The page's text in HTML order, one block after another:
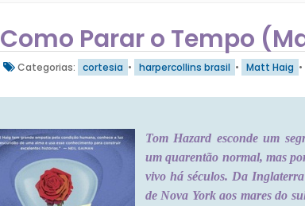
Como Parar o Tempo
Categorias: cortesia • harpercollins brasil • Matt Haig •
Tom Hazard esconde um
um quarentão normal, mas
vivo há séculos. Da
de Nova York aos mares do